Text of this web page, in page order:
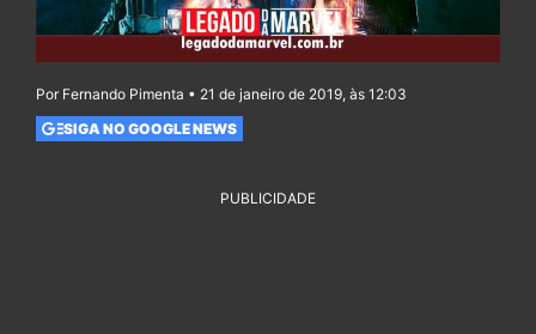
Por Fernando Pimenta • 21 de janeiro de 2019, às 12:03
SIGA NO GOOGLE NEWS
PUBLICIDADE